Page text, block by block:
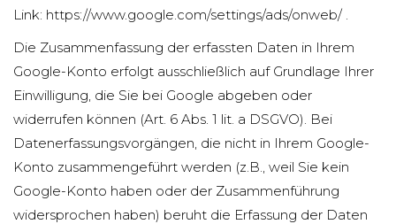
Link: https://www.google.com/settings/ads/onweb/.
Die Zusammenfassung der erfassten Daten in Ihrem
Google-Konto erfolgt ausschließlich auf Grundlage Ihrer
Einwilligung, die Sie bei Google abgeben oder
widerrufen können (Art. 6 Abs. 1 lit. a DSGVO). Bei
Datenerfassungsvorgängen, die nicht in Ihrem Google-
Konto zusammengeführt werden (z.B., weil Sie kein
Google-Konto haben oder der Zusammenführung
widersprochen haben) beruht die Erfassung der Daten